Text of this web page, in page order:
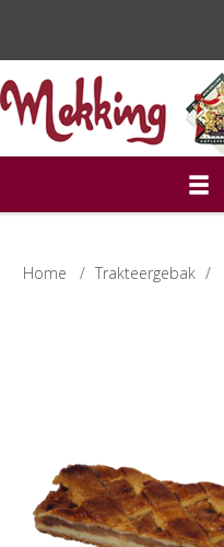
Home / Trakteergebak /